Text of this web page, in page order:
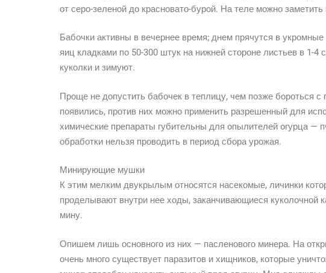
от серо-зеленой до красновато-бурой. На теле можно
Бабочки активны в вечернее время; днем прячутся в
яиц кладками по 50-300 штук на нижней стороне листьев в 1-4
куколки и зимуют.
Проще не допустить бабочек в теплицу, чем позже бороться
появились, против них можно применить разрешенный для
химические препараты губительны для опылителей огурца
обработки нельзя проводить в период сбора урожая.
Минирующие мушки
К этим мелким двукрылым относятся насекомые, личинки
проделывают внутри нее ходы, заканчивающиеся
мину.
Опишем лишь основного из них — пасленового минера. На
очень много существует паразитов и хищников, которые